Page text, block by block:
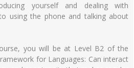
yourself and dealing with
using the phone and talking about
you will be at Level B2 of the
for Languages: Can interact